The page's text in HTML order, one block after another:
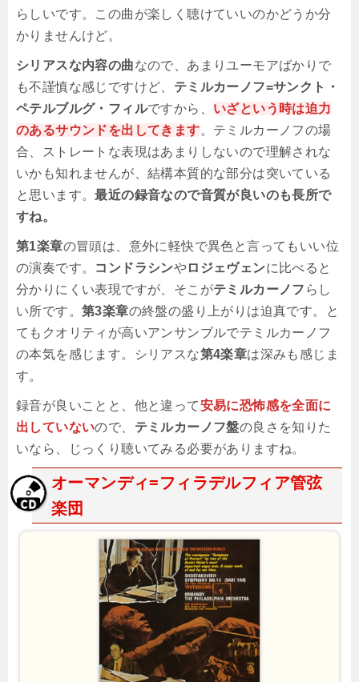
らしいです。この曲が楽しく聴けていいのかどうか分
かりませんけど。
シリアスな内容の曲なので、あまりユーモアばかりで
も不謹慎な感じですけど、 テミルカーノフ=サンクト・
ペテルブルグ・フィルですから、 いざという時は迫力
のあるサウンドを出してきます。テミルカーノフの場
合、ストレートな表現はあまりしないので理解されな
いかも知れませんが、結構本質的な部分は突いている
と思います。最近の録音なので音質が良いのも長所で
すね。
第1楽章の冒頭は、意外に軽快で異色と言ってもいい位
の演奏です。 コンドラシンやロジェヴェンに比べると
分かりにくい表現ですが、そこがテミルカーノフ らし
い所です。 第3楽章の終盤の盛り上がりは迫真です。と
てもクオリティが高いアンサンブルでテミルカーノフ
の本気を感じます。シリアスな第4楽章は深みも感じま
す。
録音が良いことと、他と違って安易に恐怖感を全面に
出していないので、 テミルカーノフ盤の良さを知りた
いなら、じっくり聴いてみる必要がありますね。
オーマンディ=フィラデルフィア管弦
楽団